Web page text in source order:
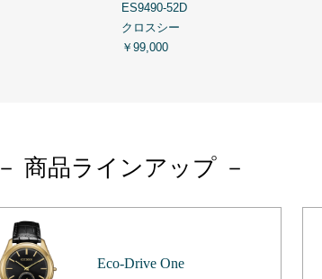
ES9490-52D
クロスシー
￥99,000
－ 商品ラインアップ －
Eco-Drive One